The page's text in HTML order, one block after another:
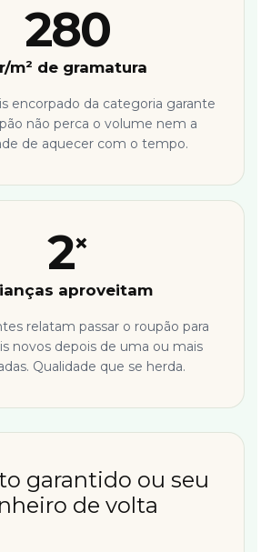
280
m² de gramatura
encorpado da categoria garante
não perca o volume nem a
de aquecer com o tempo.
2×
aproveitam
relatam passar o roupão para
novos depois de uma ou mais
Qualidade que se herda.
garantido ou seu
de volta